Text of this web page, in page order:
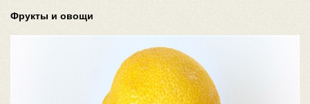
Фрукты и овощи